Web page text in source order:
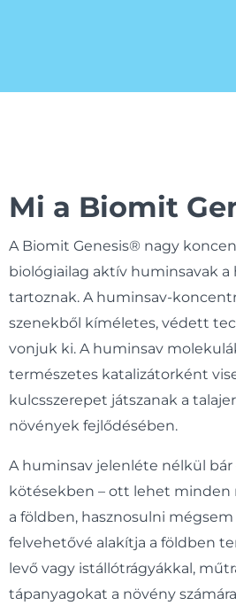
Mi a Biomit
A Biomit Genesis® nagy
biológiailag aktív huminsavak a
tartoznak. A huminsav-
szenekből kíméletes, védett
vonjuk ki. A huminsav
természetes katalizátorként
kulcsszerepet játszanak a
növények fejlődésében.
A huminsav jelenléte nélkül
kötésekben – ott lehet minden
a földben, hasznosulni
felvehetővé alakítja a földben
levő vagy istállótrágyákkal,
tápanyagokat a növény